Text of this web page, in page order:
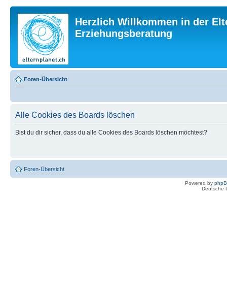
Herzlich Willkommen in der
Erziehungsberatung
Foren-Übersicht
Alle Cookies des Boards löschen
Bist du dir sicher, dass du alle Cookies des Boards löschen möchtest?
Foren-Übersicht
Powered by
Deutsche